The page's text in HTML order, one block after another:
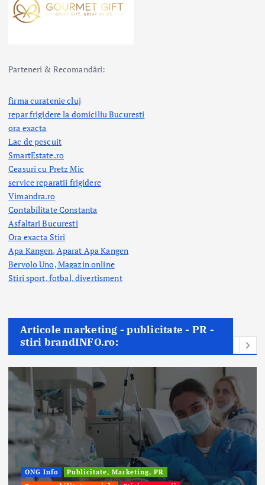
Parteneri & Recomandări:
firma curatenie cluj
repar frigidere la domiciliu Bucuresti
ora exacta
Lac de pescuit
SmartEstate.ro
Ceasuri cu Pretz Mic
service reparatii frigidere
Vimandra.ro
Contabilitate Constanta
Asfaltari Bucuresti
Ora exacta Stiri
Apa Kangen, Aparat Apa Kangen
Bervolo Uno, Magazin online
Stiri sport, fotbal,divertisment
Articole marketing - publicitate - PR -
stiri brandINFO.ro: